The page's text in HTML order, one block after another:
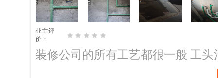
管悬空会做好固定支撑；整改建议
免后续使用水时存在水锤效应 2、
坏；整改建议：可进行调整保护电
进行布线，需注意进行调整；整改
业主评
价：
装修公司的所有工艺都很一般 工